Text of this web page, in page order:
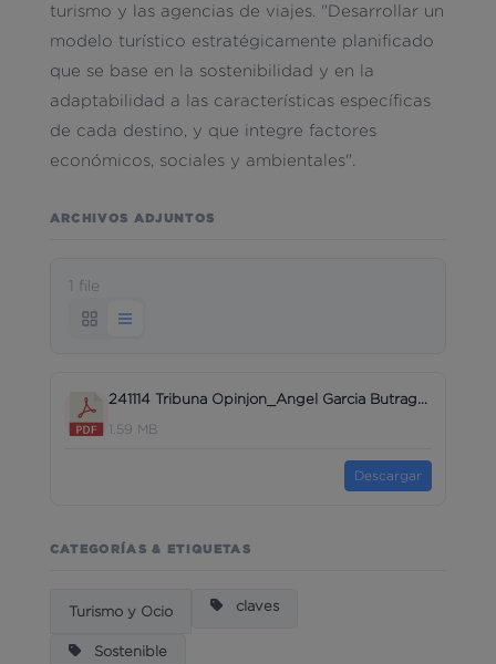
turismo y las agencias de viajes. "Desarrollar un
modelo turístico estratégicamente planificado
que se base en la sostenibilidad y en la
adaptabilidad a las características específicas
de cada destino, y que integre factores
económicos, sociales y ambientales".
ARCHIVOS ADJUNTOS
1 file
241114 Tribuna Opinjon_Angel Garcia Butragueño_Queremos una España sin turismo_DEFINITIVO C.pdf
1.59 MB
Descargar
CATEGORÍAS & ETIQUETAS
Turismo y Ocio claves
Sostenible